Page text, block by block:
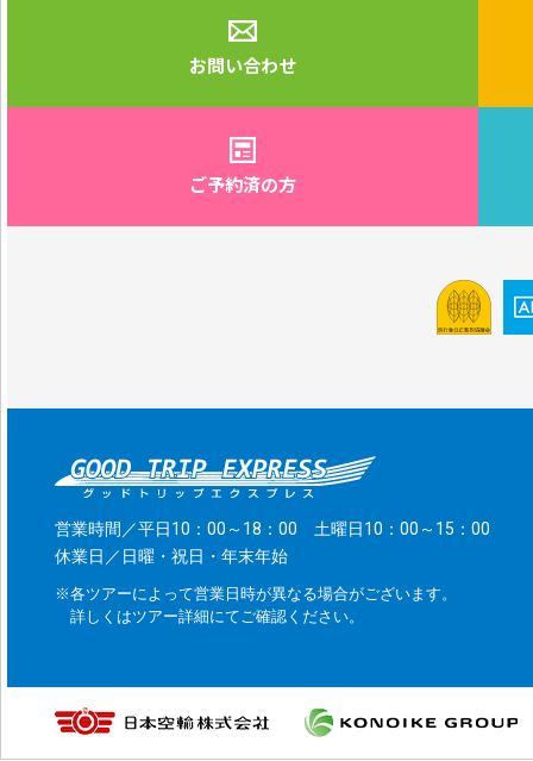
お問い合わせ
ご予約済の方
営業時間／平日10：00～18：00 土曜日10：00～15：00
休業日／日曜・祝日・年末年始
※各ツアーによって営業日時が異なる場合がございます。
詳しくはツアー詳細にてご確認ください。